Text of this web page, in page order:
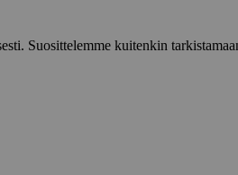
Suosittelemme kuitenkin